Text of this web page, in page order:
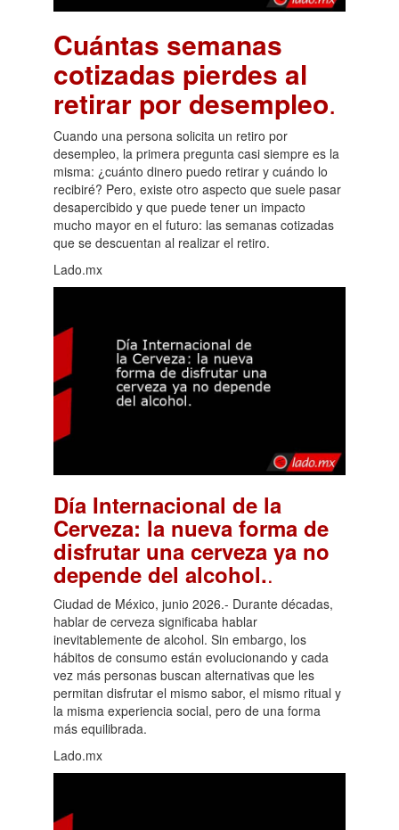
Cuántas semanas
cotizadas pierdes al
retirar por desempleo.
Cuando una persona solicita un retiro por
desempleo, la primera pregunta casi siempre es la
misma: ¿cuánto dinero puedo retirar y cuándo lo
recibiré? Pero, existe otro aspecto que suele pasar
desapercibido y que puede tener un impacto
mucho mayor en el futuro: las semanas cotizadas
que se descuentan al realizar el retiro.
Lado.mx
Día Internacional de la
Cerveza: la nueva forma de
disfrutar una cerveza ya no
depende del alcohol..
Ciudad de México, junio 2026.- Durante décadas,
hablar de cerveza significaba hablar
inevitablemente de alcohol. Sin embargo, los
hábitos de consumo están evolucionando y cada
vez más personas buscan alternativas que les
permitan disfrutar el mismo sabor, el mismo ritual y
la misma experiencia social, pero de una forma
más equilibrada.
Lado.mx